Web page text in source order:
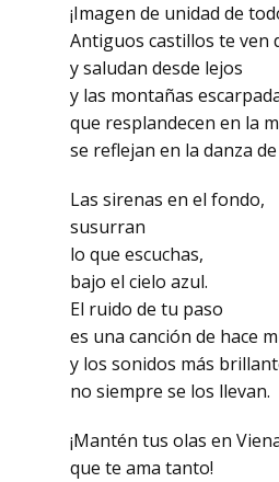
¡Imagen de unidad de
Antiguos castillos te ven
y saludan desde lejos
y las montañas
que resplandecen en la
se reflejan en la danza
Las sirenas en el fondo,
susurran
lo que escuchas,
bajo el cielo azul.
El ruido de tu paso
es una canción de hace
y los sonidos más
no siempre se los llevan.
¡Mantén tus olas en
que te ama tanto!